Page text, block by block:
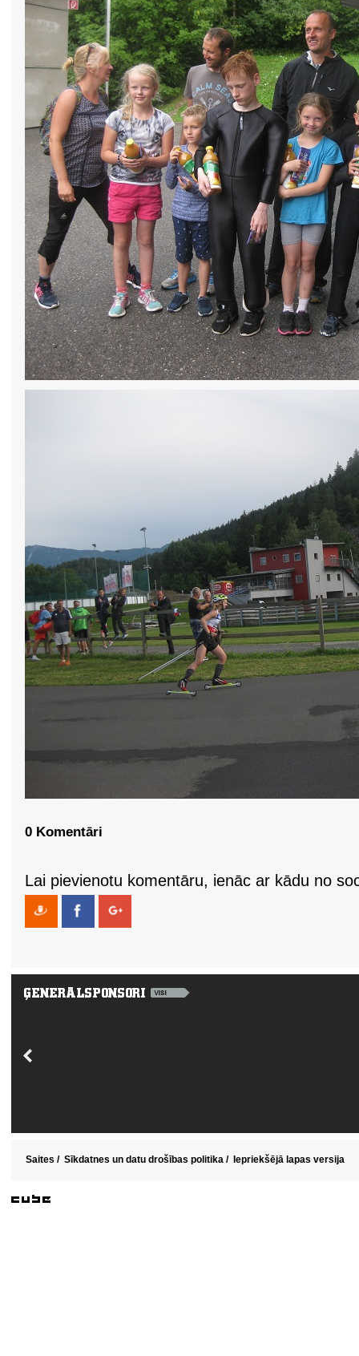
0 Komentāri
Lai pievienotu komentāru, ienāc ar kādu no
Saites / Sīkdatnes un datu drošības politika / Iepriekšējā lapas versija